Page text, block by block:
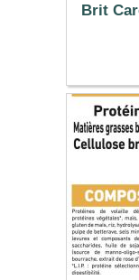
Brit